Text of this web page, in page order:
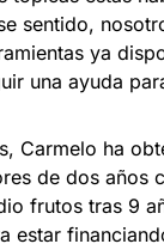
sentido,
ya
una ayuda
Carmelo ha
de dos años
frutos tras 9
estar